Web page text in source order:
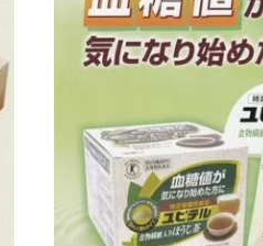
防
御
フ
ィ
ル
タ
―
洗